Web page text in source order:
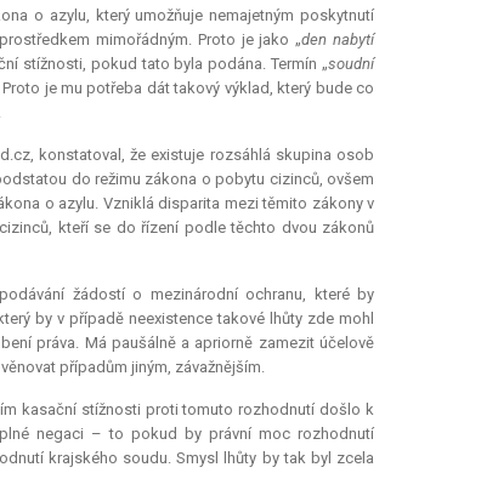
o azylu, který umožňuje nemajetným poskytnutí
mimořádným. Proto je jako „den nabytí
stížnosti, pokud tato byla podána. Termín „soudní
je mu potřeba dát takový výklad, který bude co
konstatoval, že existuje rozsáhlá skupina osob
do režimu zákona o pobytu cizinců, ovšem
o azylu. Vzniklá disparita mezi těmito zákony v
kteří se do řízení podle těchto dvou zákonů
žádostí o mezinárodní ochranu, které by
by v případě neexistence takové lhůty zde mohl
práva. Má paušálně a apriorně zamezit účelově
případům jiným, závažnějším.
kasační stížnosti proti tomuto rozhodnutí došlo k
negaci – to pokud by právní moc rozhodnutí
krajského soudu. Smysl lhůty by tak byl zcela